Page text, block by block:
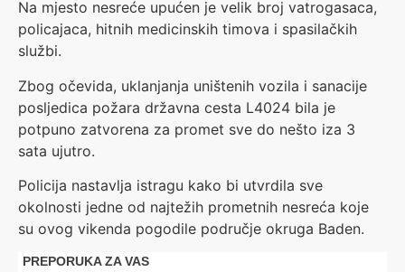
Na mjesto nesreće upućen je velik broj vatrogasaca,
policajaca, hitnih medicinskih timova i spasilačkih
službi.
Zbog očevida, uklanjanja uništenih vozila i sanacije
posljedica požara državna cesta L4024 bila je
potpuno zatvorena za promet sve do nešto iza 3
sata ujutro.
Policija nastavlja istragu kako bi utvrdila sve
okolnosti jedne od najtežih prometnih nesreća koje
su ovog vikenda pogodile područje okruga Baden.